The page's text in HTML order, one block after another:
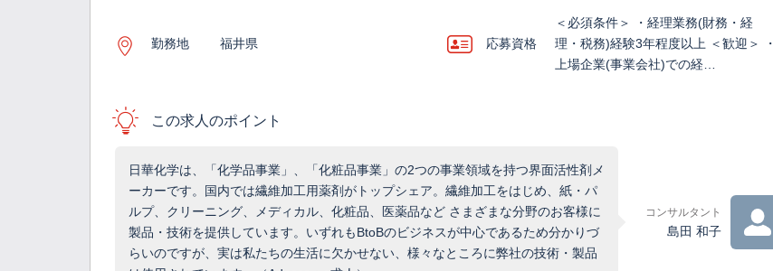
勤務地 福井県 応募資格
＜必須条件＞ ・経理業務(財務・経
理・税務)経験3年程度以上 ＜歓迎＞ ・
上場企業(事業会社)での経…
この求人のポイント
日華化学は、「化学品事業」、「化粧品事業」の2つの事業領域を持つ界面活性剤メ
ーカーです。国内では繊維加工用薬剤がトップシェア。繊維加工をはじめ、紙・パ
ルプ、クリーニング、メディカル、化粧品、医薬品など さまざまな分野のお客様に
製品・技術を提供しています。いずれもBtoBのビジネスが中心であるため分かりづ
らいのですが、実は私たちの生活に欠かせない、様々なところに弊社の技術・製品
コンサルタント
島田 和子